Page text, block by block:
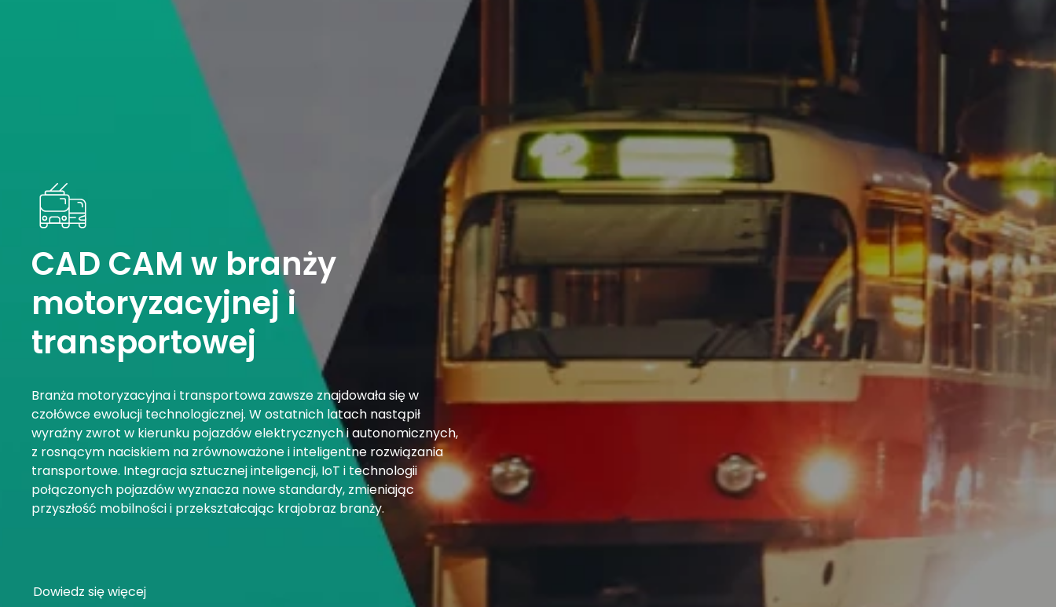
CAD CAM w branży
motoryzacyjnej i
transportowej
Branża motoryzacyjnai transportowazawsze znajdowała się w
czołówce ewolucji technologicznej. W ostatnich latach nastąpił
wyraźny zwrot w kierunku pojazdów elektrycznych i autonomicznych,
z rosnącym naciskiem na zrównoważone i inteligentne rozwiązania
transportowe. Integracja sztucznej inteligencji, IoT i technologii
połączonych pojazdów wyznacza nowe standardy, zmieniając
przyszłość mobilności i przekształcając krajobraz branży.
Dowiedz się więcej